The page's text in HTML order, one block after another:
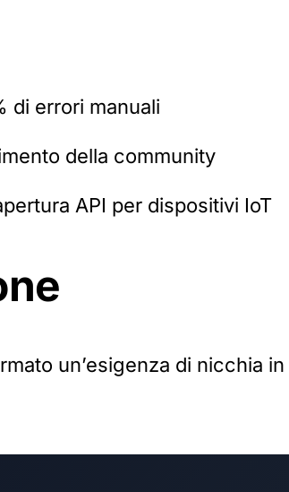
di errori manuali
della community
API per dispositivi IoT
un’esigenza di nicchia